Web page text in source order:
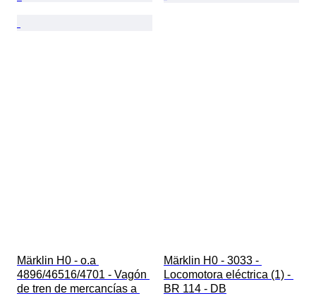
Märklin H0 - o.a
4896/46516/4701 - Vagón
de tren de mercancías a
Märklin H0 - 3033 -
Locomotora eléctrica (1) -
BR 114 - DB